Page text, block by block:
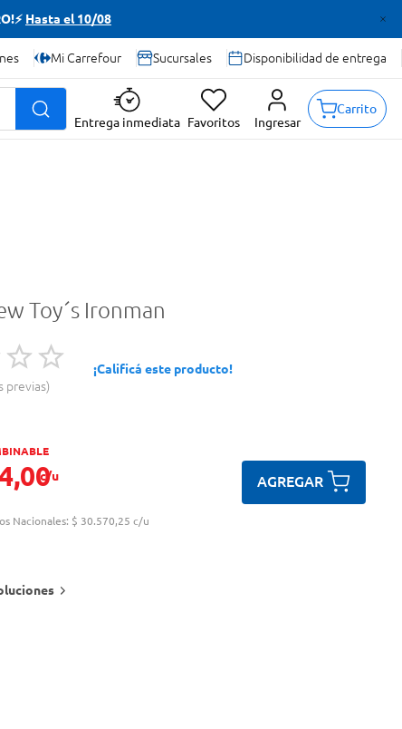
Hasta el 10/08
Mi Carrefour Sucursales Disponibilidad de entrega
Entrega inmediata Favoritos Ingresar
Carrito
Toy´s Ironman
previas
¡Calificá este producto!
,00c/u
Nacionales: $ 30.570,25 c/u
AGREGAR